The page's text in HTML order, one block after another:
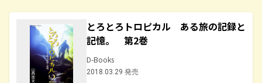
とろとろトロピカル ある旅の記録と
記憶。 第2巻
D-Books
2018.03.29 発売